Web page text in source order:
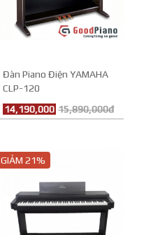
Đàn Piano Điện YAMAHA
CLP-120
14,190,000 15,890,000đ
GIẢM 21%